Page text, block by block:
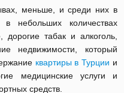
меньше, и среди них в
небольших количествах
табак и алкоголь,
недвижимости, который
квартиры в Турции и
медицинские услуги и
средств.